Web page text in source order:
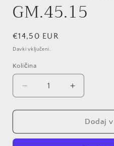
GM.45.15
Redna
cena
€14,50 EUR
Davki vključeni.
Količina
Količina
Pomanjšaš
količino
za
GOBELIN
Povečaj
količino
za
izdelek
GOBELIN
Dodaj